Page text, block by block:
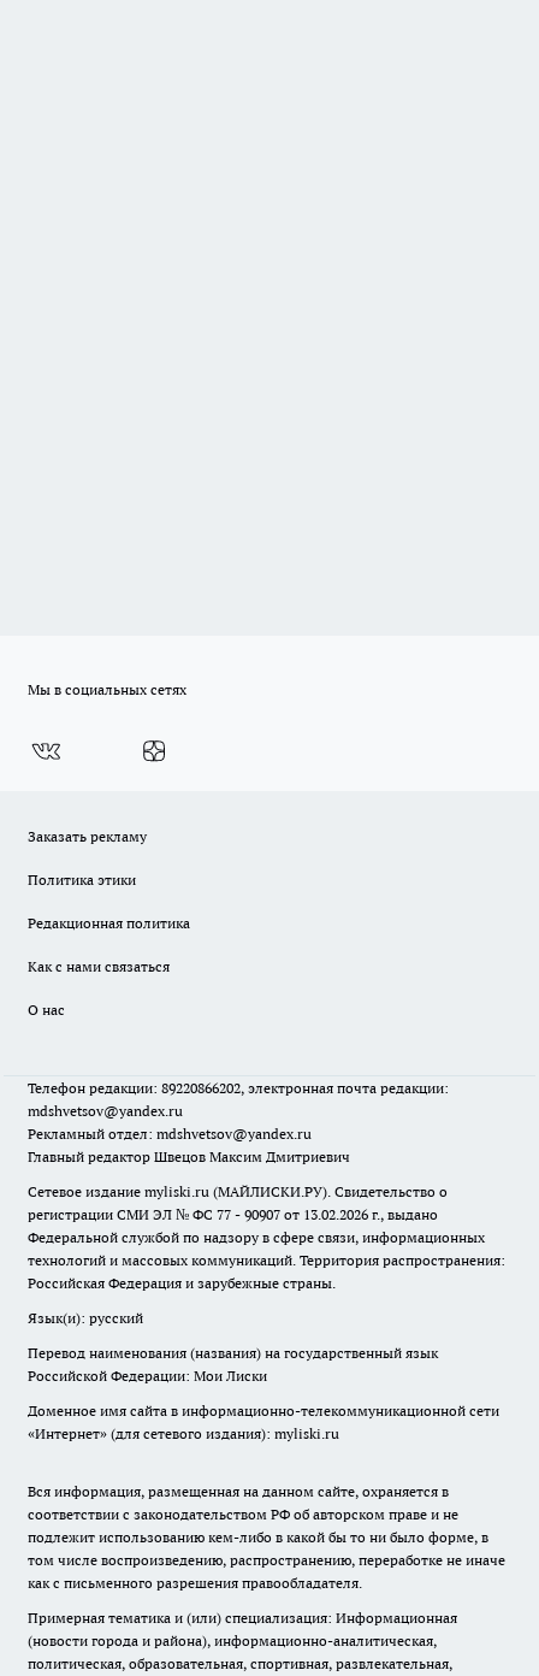
Мы в социальных сетях
Заказать рекламу
Политика этики
Редакционная политика
Как с нами связаться
О нас
Телефон редакции: 89220866202, электронная почта редакции:
mdshvetsov@yandex.ru
Рекламный отдел: mdshvetsov@yandex.ru
Главный редактор Швецов Максим Дмитриевич
Сетевое издание myliski.ru (МАЙЛИСКИ.РУ). Свидетельство о
регистрации СМИ ЭЛ № ФС 77 - 90907 от 13.02.2026 г., выдано
Федеральной службой по надзору в сфере связи, информационных
технологий и массовых коммуникаций. Территория распространения:
Российская Федерация и зарубежные страны.
Язык(и): русский
Перевод наименования (названия) на государственный язык
Российской Федерации: Мои Лиски
Доменное имя сайта в информационно-телекоммуникационной сети
«Интернет» (для сетевого издания): myliski.ru
Вся информация, размещенная на данном сайте, охраняется в
соответствии с законодательством РФ об авторском праве и не
подлежит использованию кем-либо в какой бы то ни было форме, в
том числе воспроизведению, распространению, переработке не иначе
как с письменного разрешения правообладателя.
Примерная тематика и (или) специализация: Информационная
(новости города и района), информационно-аналитическая,
политическая, образовательная, спортивная, развлекательная,